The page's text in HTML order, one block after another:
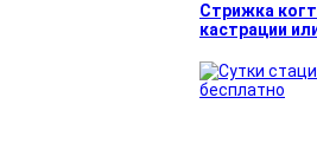
Стрижка
кастрации